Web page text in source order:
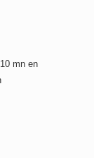
mn en